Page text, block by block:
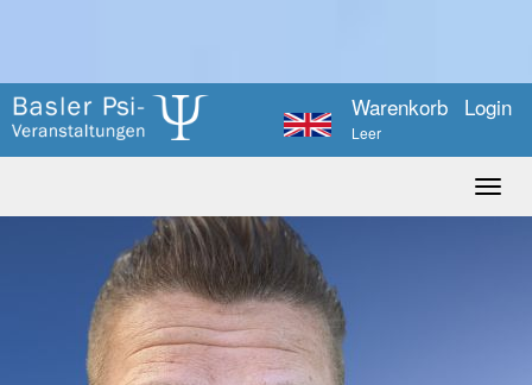
Login
Warenkorb
Leer